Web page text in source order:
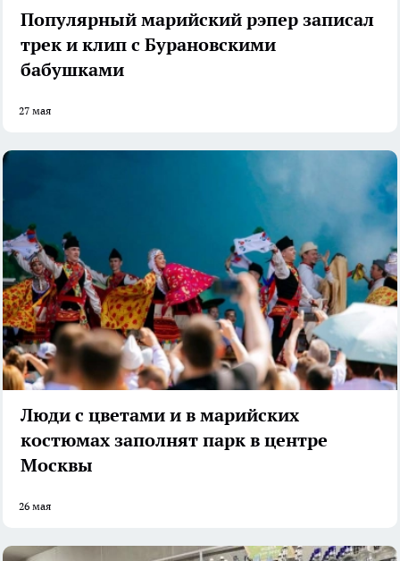
Популярный марийский рэпер записал
трек и клип с Бурановскими
бабушками
27 мая
Люди с цветами и в марийских
костюмах заполнят парк в центре
Москвы
26 мая